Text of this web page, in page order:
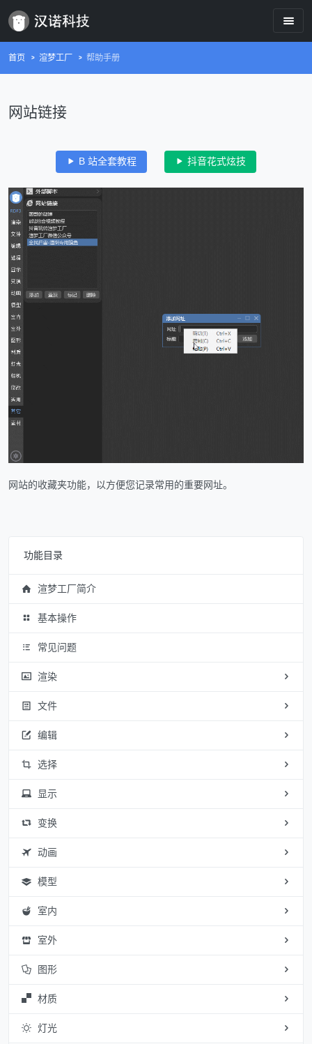
首页 渲梦工厂 帮助手册
网站链接
B 站全套教程 抖音花式炫技
网站的收藏夹功能，以方便您记录常用的重要网址。
功能目录
渲梦工厂简介
基本操作
常见问题
渲染
文件
编辑
选择
显示
变换
动画
模型
室内
室外
图形
材质
灯光